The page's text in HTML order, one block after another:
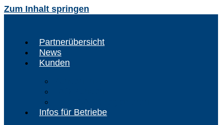
Zum Inhalt springen
Partnerübersicht
News
Kunden
Infos für Betriebe